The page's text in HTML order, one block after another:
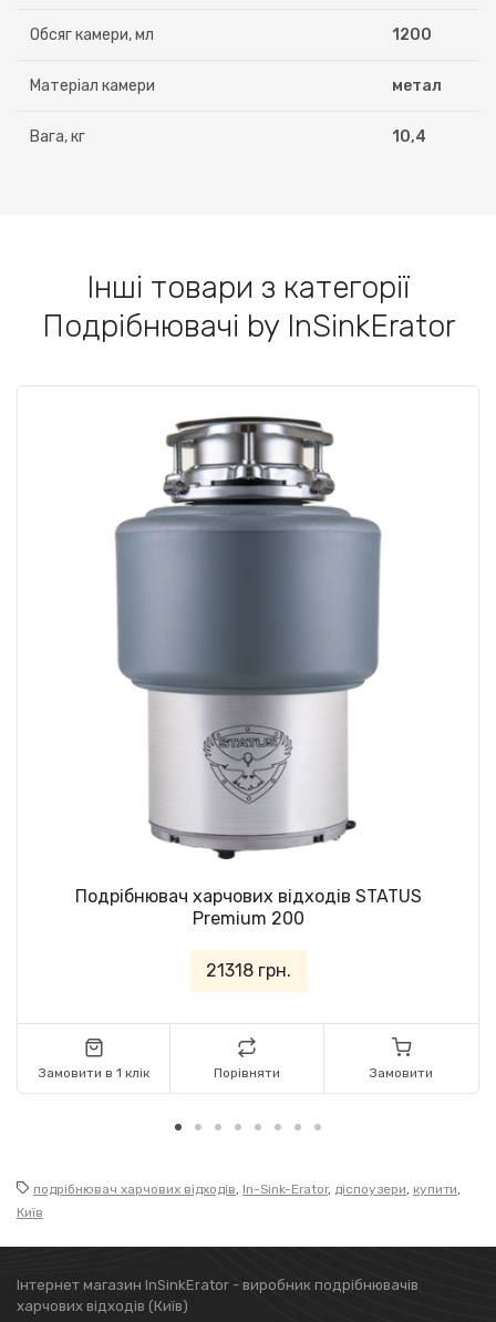
Обсяг камери, мл 1200
Матеріал камери метал
Вага, кг 10,4
Інші товари з категорії
Подрібнювачі by InSinkErator
Подрібнювач харчових відходів STATUS
Premium 200
21318 грн.
Замовити в 1 клік Порівняти Замовити
подрібнювач харчових відходів, In-Sink-Erator, діспоузери, купити,
Київ
Інтернет магазин InSinkErator - виробник подрібнювачів
харчових відходів (Київ)